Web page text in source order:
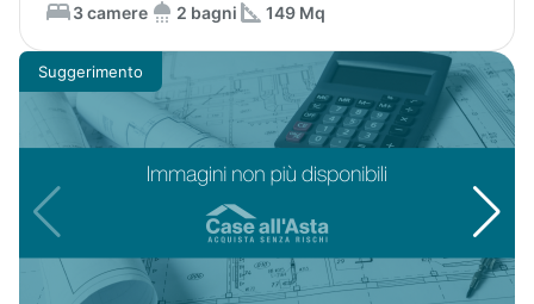
3 camere
2 bagni 149 Mq
Suggerimento